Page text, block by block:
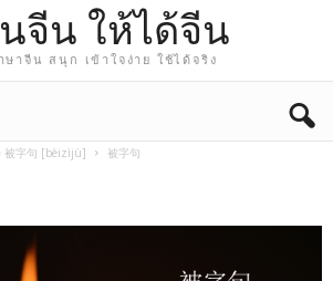
นจีน ให้ได้จีน
ษาจีน สนุก เข้าใจง่าย ใช้ได้จริง
被字句 [bèizìjù] 被字句